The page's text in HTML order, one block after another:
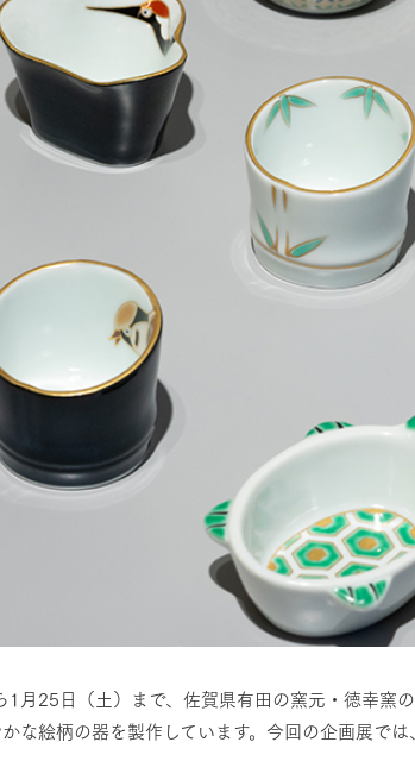
月25日（土）まで、佐賀県有田の窯元・徳幸窯
な絵柄の器を製作しています。今回の企画展で